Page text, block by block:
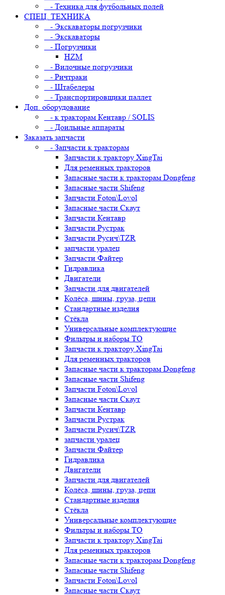
- Техника для футбольных полей
СПЕЦ. ТЕХНИКА
- Экскаваторы погрузчики
- Экскаваторы
- Погрузчики
HZM
- Вилочные погрузчики
- Ричтраки
- Штабелеры
- Транспортировщики паллет
Доп. оборудование
- к тракторам Кентавр / SOLIS
- Доильные аппараты
Заказать запчасти
- Запчасти к тракторам
Запчасти к трактору XingTai
Для ременных тракторов
Запасные части к тракторам Dongfeng
Запасные части Shifeng
Запчасти Foton\Lovol
Запасные части Скаут
Запчасти Кентавр
Запчасти Рустрак
Запчасти Русич\TZR
запчасти уралец
Запчасти Файтер
Гидравлика
Двигатели
Запчасти для двигателей
Колёса, шины, груза, цепи
Стандартные изделия
Стёкла
Универсальные комплектующие
Фильтры и наборы ТО
Запчасти к трактору XingTai
Для ременных тракторов
Запасные части к тракторам Dongfeng
Запасные части Shifeng
Запчасти Foton\Lovol
Запасные части Скаут
Запчасти Кентавр
Запчасти Рустрак
Запчасти Русич\TZR
запчасти уралец
Запчасти Файтер
Гидравлика
Двигатели
Запчасти для двигателей
Колёса, шины, груза, цепи
Стандартные изделия
Стёкла
Универсальные комплектующие
Фильтры и наборы ТО
Запчасти к трактору XingTai
Для ременных тракторов
Запасные части к тракторам Dongfeng
Запасные части Shifeng
Запчасти Foton\Lovol
Запасные части Скаут